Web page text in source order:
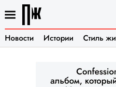
Новости Истории Стиль